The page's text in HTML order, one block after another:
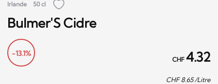
Irlande 50 cl
Bulmer'S Cidre
-13.1%
CHF 4.32
CHF8.65/Litre